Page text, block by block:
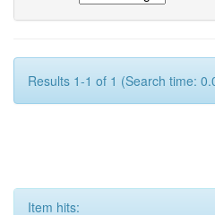
Results 1-1 of 1 (Search time:
Item hits: